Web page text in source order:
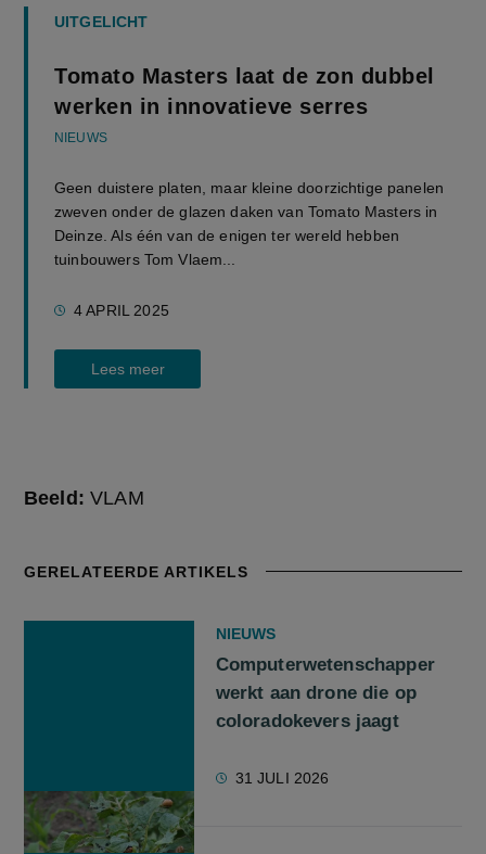
UITGELICHT
Tomato Masters laat de zon dubbel
werken in innovatieve serres
NIEUWS
Geen duistere platen, maar kleine doorzichtige panelen
zweven onder de glazen daken van Tomato Masters in
Deinze. Als één van de enigen ter wereld hebben
tuinbouwers Tom Vlaem...
4 APRIL 2025
Lees meer
Beeld:VLAM
GERELATEERDE ARTIKELS
NIEUWS
Computerwetenschapper
werkt aan drone die op
coloradokevers jaagt
31 JULI 2026